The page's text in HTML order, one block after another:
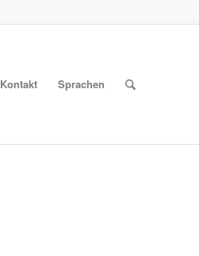
Kontakt Sprachen